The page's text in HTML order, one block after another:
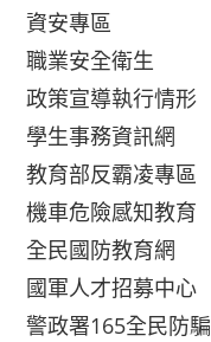
資安專區
職業安全衛生
政策宣導執行情形
學生事務資訊網
教育部反霸凌專區
機車危險感知教育
全民國防教育網
國軍人才招募中心
警政署165全民防騙